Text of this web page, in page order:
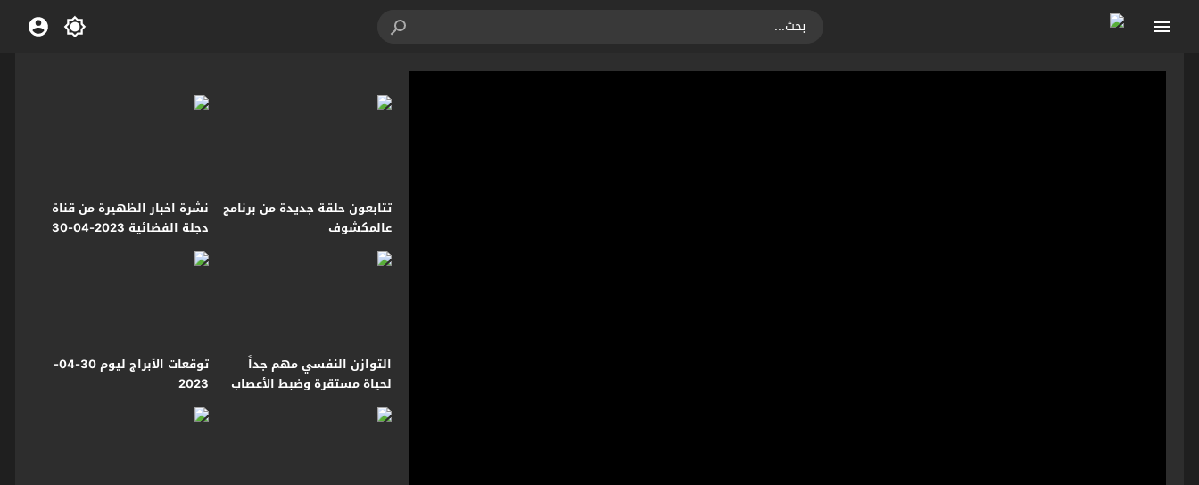
تتابعون حلقة جديدة من برنامج
عالمكشوف
نشرة اخبار الظهيرة من قناة
دجلة الفضائية 2023-04-30
التوازن النفسي مهم جداً
لحياة مستقرة وضبط الأعصاب
مهارة وفن
توقعات الأبراج ليوم 30-04-
2023